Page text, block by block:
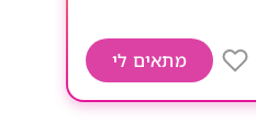
מתאים לי